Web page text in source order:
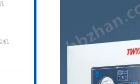
机